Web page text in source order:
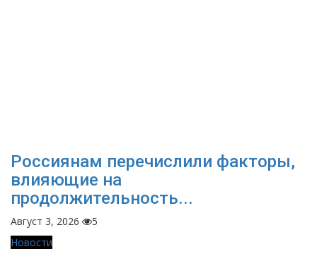
Россиянам перечислили факторы,
влияющие на
продолжительность...
Август 3, 2026
5
Новости